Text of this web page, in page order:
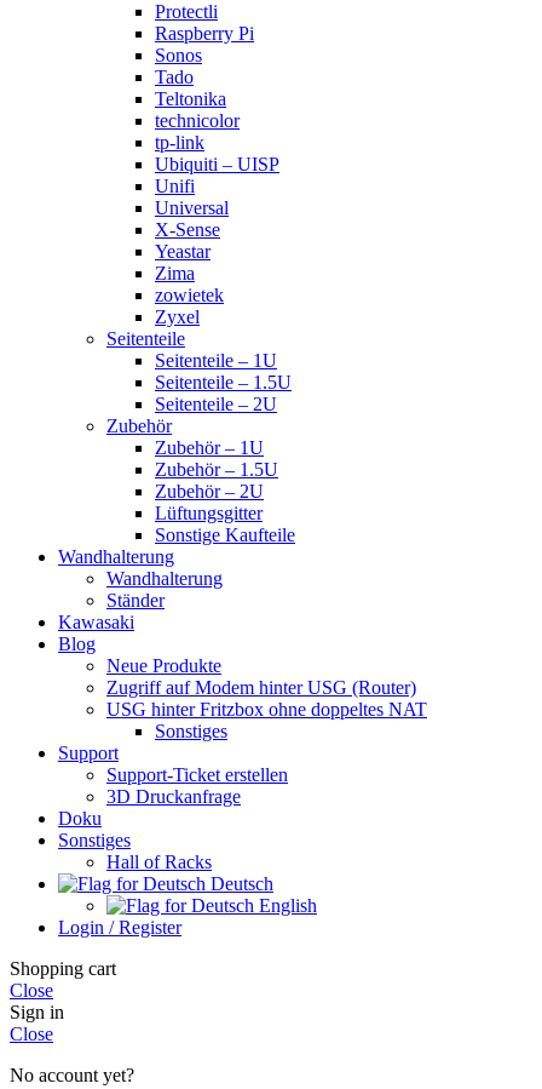
Protectli
Raspberry Pi
Sonos
Tado
Teltonika
technicolor
tp-link
Ubiquiti – UISP
Unifi
Universal
X-Sense
Yeastar
Zima
zowietek
Zyxel
Seitenteile
Seitenteile – 1U
Seitenteile – 1.5U
Seitenteile – 2U
Zubehör
Zubehör – 1U
Zubehör – 1.5U
Zubehör – 2U
Lüftungsgitter
Sonstige Kaufteile
Wandhalterung
Wandhalterung
Ständer
Kawasaki
Blog
Neue Produkte
Zugriff auf Modem hinter USG (Router)
USG hinter Fritzbox ohne doppeltes NAT
Sonstiges
Support
Support-Ticket erstellen
3D Druckanfrage
Doku
Sonstiges
Hall of Racks
Deutsch
English
Login / Register
Shopping cart
Close
Sign in
Close
No account yet?